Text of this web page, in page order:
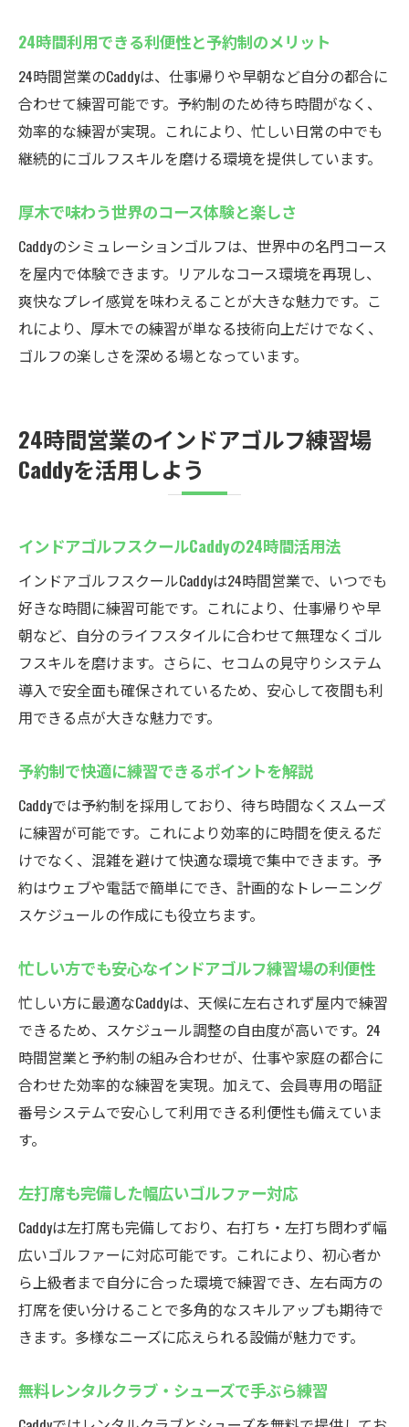
フ
インドアゴルフスクールで季節問わず練習
可能
悪天候でも安心のシミュレーションゴルフ
体験
魅力
天候不問のインドアゴルフスクール利用の
メリット
厚木で選ばれるインドアゴルフ施設の特徴
快適室内で集中できるゴルフ練習環境
厚木市のCaddyでシミュレーションゴルフを満喫
シミュレーターで味わう本格的なゴルフ体
験
ール
レンタル用品無料で気軽に始められる魅力
会員専用システムで安心して利用可能
世界のコース巡りを室内で楽しむ新感覚
インドアゴルフスクールCaddyの無料体験を試そ
う
インドアゴルフスクールの無料体験で気軽
初めてでも安心！無料体験の流れとポイン
ト
Caddyの無料体験でわかる設備とサポート
仕事帰りや休日に気軽にゴルフ体験できる
魅力
会員システムと安全対策も無料体験で確認
みよう
セコム導入で安心の厚木市シミュレーションゴ
ルフ
インドアゴルフスクールで重視される安
対策
会員専用入室でプライバシーが守られる仕
組み
インドアゴルフスクールCaddyの安全環境を
解説
夜間利用も安心なセキュリティ体制
厚木市鳶尾のCaddyでゴルフスキルを向上させる
24時間利用できる利便性と予約制のメリット
24時間営業のCaddyは、仕事帰りや早朝など自分の都合に
合わせて練習可能です。予約制のため待ち時間がなく、
効率的な練習が実現。これにより、忙しい日常の中でも
継続的にゴルフスキルを磨ける環境を提供しています。
厚木で味わう世界のコース体験と楽しさ
Caddyのシミュレーションゴルフは、世界中の名門コース
を屋内で体験できます。リアルなコース環境を再現し、
爽快なプレイ感覚を味わえることが大きな魅力です。こ
れにより、厚木での練習が単なる技術向上だけでなく、
ゴルフの楽しさを深める場となっています。
24時間営業のインドアゴルフ練習場
Caddyを活用しよう
インドアゴルフスクールCaddyの24時間活用法
インドアゴルフスクールCaddyは24時間営業で、いつでも
好きな時間に練習可能です。これにより、仕事帰りや早
朝など、自分のライフスタイルに合わせて無理なくゴル
フスキルを磨けます。さらに、セコムの見守りシステム
導入で安全面も確保されているため、安心して夜間も利
用できる点が大きな魅力です。
予約制で快適に練習できるポイントを解説
Caddyでは予約制を採用しており、待ち時間なくスムーズ
に練習が可能です。これにより効率的に時間を使えるだ
けでなく、混雑を避けて快適な環境で集中できます。予
約はウェブや電話で簡単にでき、計画的なトレーニング
スケジュールの作成にも役立ちます。
忙しい方でも安心なインドアゴルフ練習場の利便性
忙しい方に最適なCaddyは、天候に左右されず屋内で練習
できるため、スケジュール調整の自由度が高いです。24
時間営業と予約制の組み合わせが、仕事や家庭の都合に
合わせた効率的な練習を実現。加えて、会員専用の暗証
番号システムで安心して利用できる利便性も備えていま
す。
左打席も完備した幅広いゴルファー対応
Caddyは左打席も完備しており、右打ち・左打ち問わず幅
広いゴルファーに対応可能です。これにより、初心者か
ら上級者まで自分に合った環境で練習でき、左右両方の
打席を使い分けることで多角的なスキルアップも期待で
きます。多様なニーズに応えられる設備が魅力です。
無料レンタルクラブ・シューズで手ぶら練習